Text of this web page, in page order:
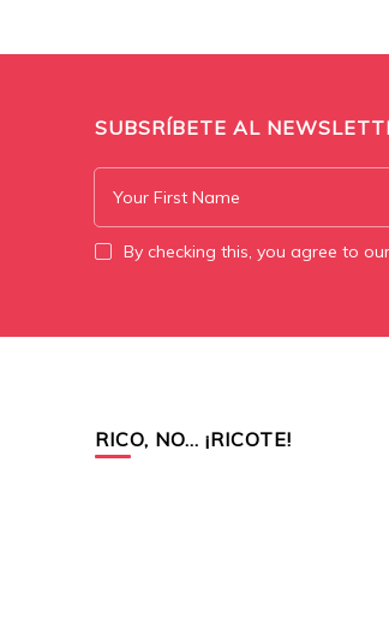
SUBSRÍBETE AL
By checking this, you agree to
RICO, NO… ¡RICOTE!